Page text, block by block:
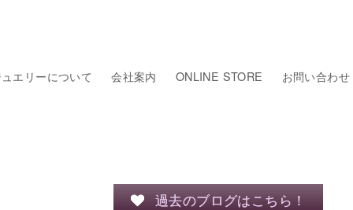
エリーについて 会社案内 ONLINE STORE お問い合わせ
過去のブログはこちら！